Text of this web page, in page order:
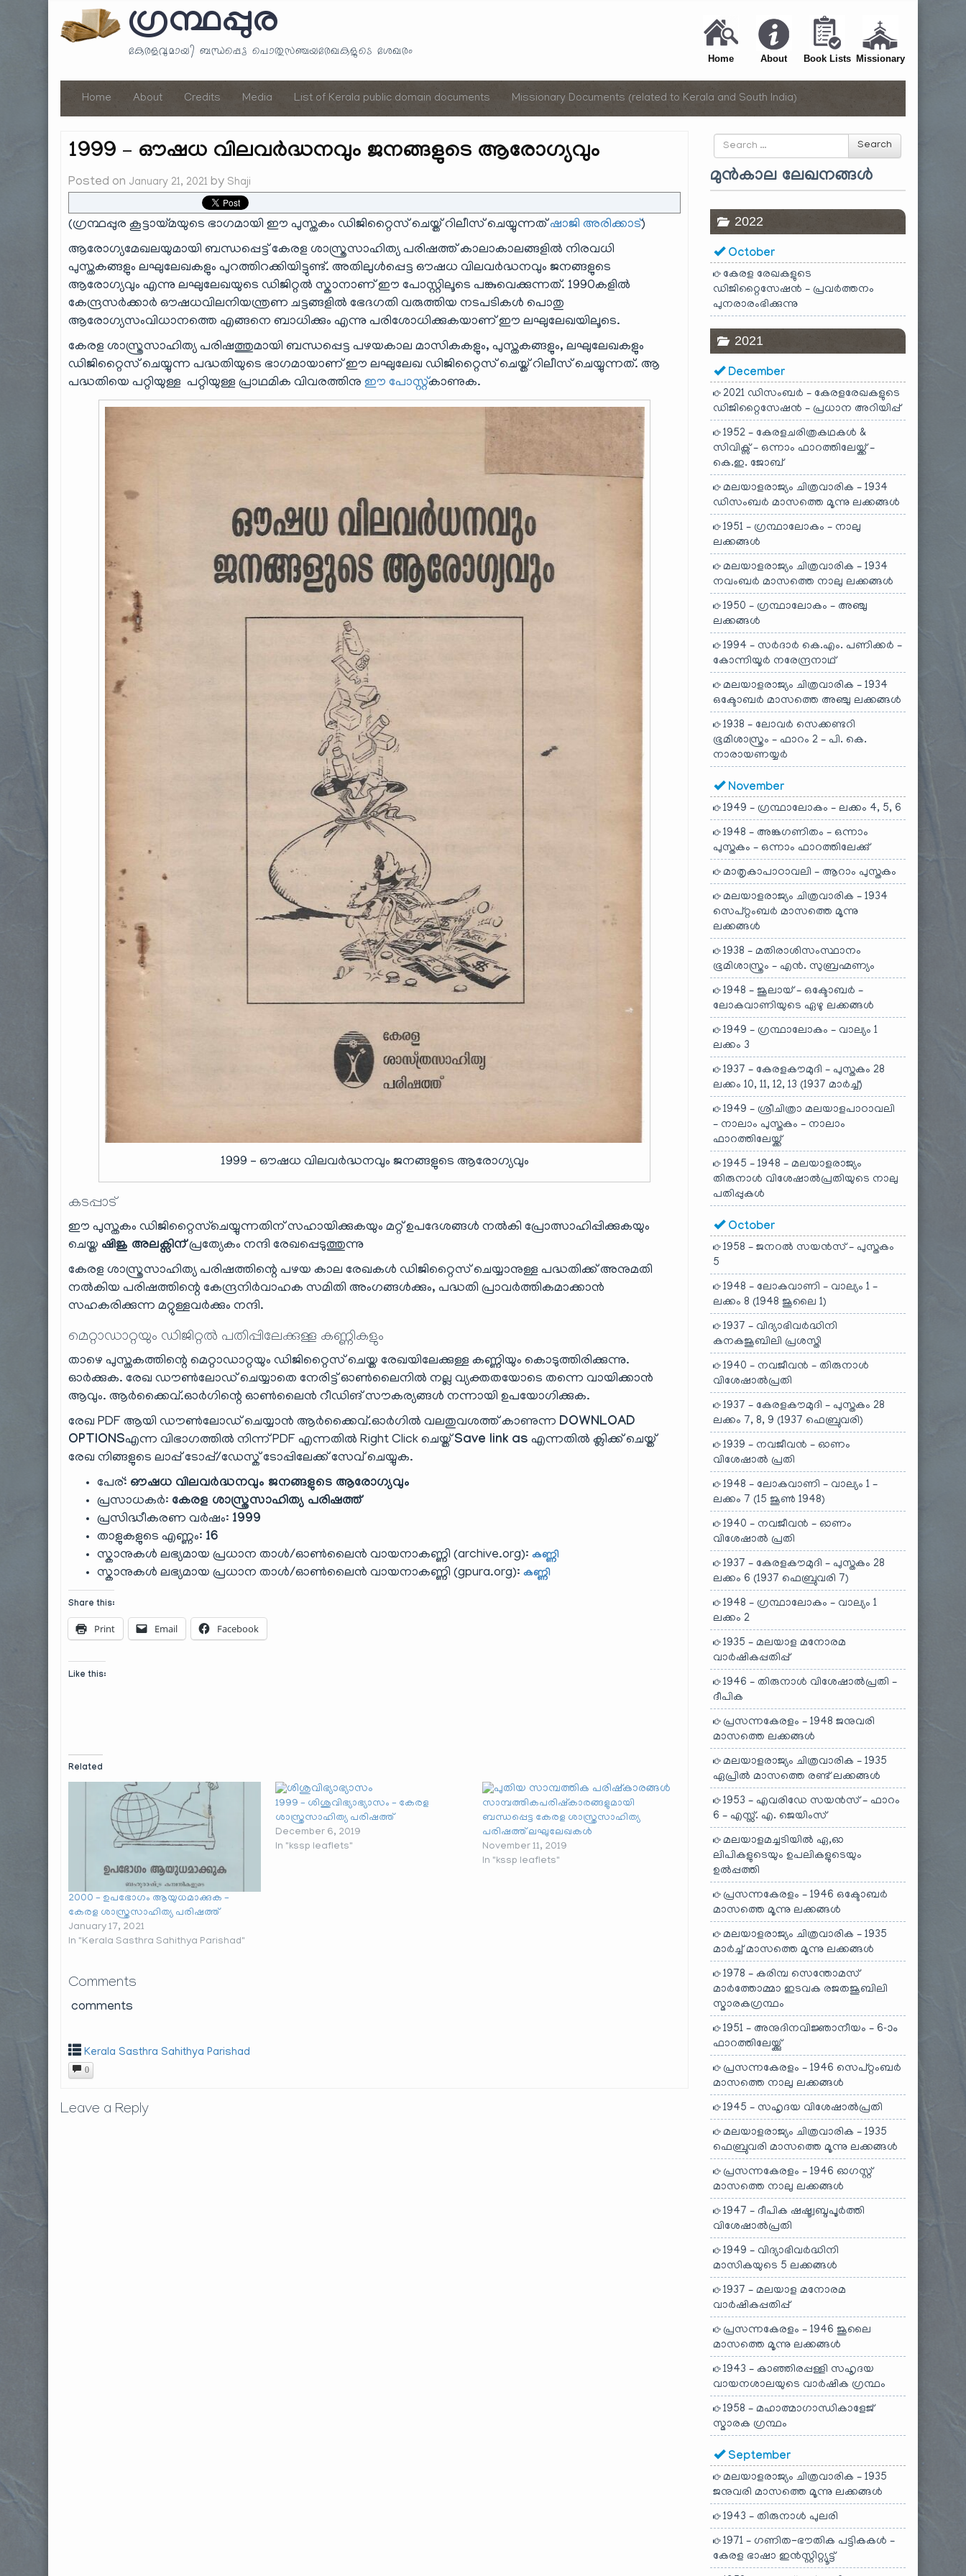
ഗ്രന്ഥപ്പുര
കേരളവുമായി ബന്ധപ്പെട്ട പൊതുസഞ്ചയരേഖകളുടെ ശേഖരം Home About Book Lists Missionary
Home About Credits Media List of Kerala public domain documents Missionary Documents (related to Kerala and South India)
1999 – ഔഷധ വിലവർദ്ധനവും ജനങ്ങളുടെ ആരോഗ്യവും
Posted on January 21, 2021 by Shaji
(ഗ്രന്ഥപ്പുര കൂട്ടായ്മയുടെ ഭാഗമായി ഈ പുസ്തകം ഡിജിറ്റൈസ് ചെയ്ത് റിലീസ് ചെയ്യുന്നത്ഷാജി അരിക്കാട്)
ആരോഗ്യമേഖലയുമായി ബന്ധപ്പെട്ട് കേരള ശാസ്ത്രസാഹിത്യ പരിഷത്ത് കാലാകാലങ്ങളിൽ നിരവധി
പുസ്തകങ്ങളും ലഘുലേഖകളും പുറത്തിറക്കിയിട്ടുണ്ട്. അതിലുൾപ്പെട്ട ഔഷധ വിലവർദ്ധനവും ജനങ്ങളുടെ
ആരോഗ്യവും എന്നു ലഘുലേഖയുടെ ഡിജിറ്റൽ സ്കാനാണ് ഈ പോസ്റ്റിലൂടെ പങ്കുവെക്കുന്നത്. 1990കളിൽ
കേന്ദ്രസർക്കാർ ഔഷധവിലനിയന്ത്രണ ചട്ടങ്ങളിൽ ഭേദഗതി വരുത്തിയ നടപടികൾ പൊതു
ആരോഗ്യസംവിധാനത്തെ എങ്ങനെ ബാധിക്കും എന്നു പരിശോധിക്കുകയാണ് ഈ ലഘുലേഖയിലൂടെ.
കേരള ശാസ്ത്രസാഹിത്യ പരിഷത്തുമായി ബന്ധപ്പെട്ട പഴയകാല മാസികകളും, പുസ്തകങ്ങളും, ലഘുലേഖകളും
ഡിജിറ്റൈസ് ചെയ്യുന്ന പദ്ധതിയുടെ ഭാഗമായാണ് ഈ ലഘുലേഖ ഡിജിറ്റൈസ് ചെയ്ത് റിലീസ് ചെയ്യുന്നത്. ആ
പദ്ധതിയെ പറ്റിയുള്ള പറ്റിയുള്ള പ്രാഥമിക വിവരത്തിനുഈ പോസ്റ്റ്കാണുക.
1999 – ഔഷധ വിലവർദ്ധനവും ജനങ്ങളുടെ ആരോഗ്യവും
കടപ്പാട്
ഈ പുസ്തകം ഡിജിറ്റൈസ്ചെയ്യുന്നതിന് സഹായിക്കുകയും മറ്റ് ഉപദേശങ്ങൾ നൽകി പ്രോത്സാഹിപ്പിക്കുകയും
ചെയ്ത ഷിജു അലക്സിന്പ്രത്യേകം നന്ദി രേഖപ്പെടുത്തുന്നു
കേരള ശാസ്ത്രസാഹിത്യ പരിഷത്തിന്റെ പഴയ കാല രേഖകൾ ഡിജിറ്റൈസ് ചെയ്യാനുള്ള പദ്ധതിക്ക് അനുമതി
നൽകിയ പരിഷത്തിന്റെ കേന്ദ്രനിര്‍വാഹക സമിതി അംഗങ്ങൾക്കും, പദ്ധതി പ്രാവർത്തികമാക്കാൻ
സഹകരിക്കുന്ന മറ്റുള്ളവർക്കും നന്ദി.
മെറ്റാഡാറ്റയും ഡിജിറ്റൽ പതിപ്പിലേക്കുള്ള കണ്ണികളും
താഴെ പുസ്തകത്തിന്റെ മെറ്റാഡാറ്റയും ഡിജിറ്റൈസ് ചെയ്ത രേഖയിലേക്കുള്ള കണ്ണിയും കൊടുത്തിരിക്കുന്നു.
ഓർക്കുക. രേഖ ഡൗൺലോഡ് ചെയ്യാതെ നേരിട്ട് ഓൺലൈനിൽ നല്ല വ്യക്തതയോടെ തന്നെ വായിക്കാൻ
ആവും. ആർക്കൈവ്.ഓർഗിന്റെ ഓൺലൈൻ റീഡിങ് സൗകര്യങ്ങൾ നന്നായി ഉപയോഗിക്കുക.
രേഖ PDF ആയി ഡൗൺലോഡ് ചെയ്യാൻ ആർക്കൈവ്.ഓർഗിൽ വലതുവശത്ത് കാണുന്ന DOWNLOAD
OPTIONSഎന്ന വിഭാഗത്തിൽ നിന്ന് PDF എന്നതിൽ Right Click ചെയ്ത്Save link as എന്നതിൽ ക്ലിക്ക് ചെയ്ത്
രേഖ നിങ്ങളുടെ ലാപ്പ് ടോപ്പ്/ഡേസ്ക് ടോപ്പിലേക്ക് സേവ് ചെയ്യുക.
പേര്: ഔഷധ വിലവർദ്ധനവും ജനങ്ങളുടെ ആരോഗ്യവും
പ്രസാധകർ: കേരള ശാസ്ത്രസാഹിത്യ പരിഷത്ത്
പ്രസിദ്ധീകരണ വർഷം: 1999
താളുകളുടെ എണ്ണം: 16
സ്കാനുകൾ ലഭ്യമായ പ്രധാന താൾ/ഓൺലൈൻ വായനാകണ്ണി (archive.org):കണ്ണി
സ്കാനുകൾ ലഭ്യമായ പ്രധാന താൾ/ഓൺലൈൻ വായനാകണ്ണി (gpura.org):കണ്ണി
Share this:
Print Email Facebook
Like this:
Related
2000 – ഉപഭോഗം ആയുധമാക്കുക –
കേരള ശാസ്ത്രസാഹിത്യ പരിഷത്ത്
January 17, 2021
In "Kerala Sasthra Sahithya Parishad"
1999 – ശിശുവിഭ്യാഭ്യാസം – കേരള
ശാസ്ത്രസാഹിത്യ പരിഷത്ത്
December 6, 2019
In "kssp leaflets"
സാമ്പത്തികപരിഷ്കാരങ്ങളുമായി
ബന്ധപ്പെട്ട കേരള ശാസ്ത്രസാഹിത്യ
പരിഷത്ത് ലഘുലേഖകൾ
November 11, 2019
In "kssp leaflets"
Comments
comments
Kerala Sasthra Sahithya Parishad
0
Leave a Reply
Search
for
Search
മുൻകാല ലേഖനങ്ങൾ
2022
October
കേരള രേഖകളുടെ
ഡിജിറ്റൈസേഷൻ – പ്രവർത്തനം
പുനരാരംഭിക്കുന്നു
2021
December
2021 ഡിസംബർ – കേരളരേഖകളുടെ
ഡിജിറ്റൈസേഷൻ – പ്രധാന അറിയിപ്പ്
1952 – കേരളചരിത്രകഥകൾ &
സിവിക്സ് – ഒന്നാം ഫാറത്തിലേയ്ക്ക് –
കെ.ഇ. ജോബ്
മലയാളരാജ്യം ചിത്രവാരിക – 1934
ഡിസംബർ മാസത്തെ മൂന്നു ലക്കങ്ങൾ
1951 – ഗ്രന്ഥാലോകം – നാലു
ലക്കങ്ങൾ
മലയാളരാജ്യം ചിത്രവാരിക – 1934
നവംബർ മാസത്തെ നാലു ലക്കങ്ങൾ
1950 – ഗ്രന്ഥാലോകം – അഞ്ചു
ലക്കങ്ങൾ
1994 – സർദാർ കെ.എം. പണിക്കർ –
കോന്നിയൂർ നരേന്ദ്രനാഥ്
മലയാളരാജ്യം ചിത്രവാരിക – 1934
ഒക്ടോബർ മാസത്തെ അഞ്ചു ലക്കങ്ങൾ
1938 – ലോവർ സെക്കണ്ടറി
ഭൂമിശാസ്ത്രം – ഫാറം 2 – പി. കെ.
നാരായണയ്യർ
November
1949 – ഗ്രന്ഥാലോകം – ലക്കം 4, 5, 6
1948 – അങ്കഗണിതം – ഒന്നാം
പുസ്തകം – ഒന്നാം ഫാറത്തിലേക്കു്
മാതൃകാപാഠാവലി – ആറാം പുസ്തകം
മലയാളരാജ്യം ചിത്രവാരിക – 1934
സെപ്റ്റംബർ മാസത്തെ മൂന്നു
ലക്കങ്ങൾ
1938 – മതിരാശിസംസ്ഥാനം
ഭൂമിശാസ്ത്രം – എൻ. സുബ്രഹ്മണ്യം
1948 – ജൂലായ് – ഒക്ടോബർ –
ലോകവാണിയുടെ ഏഴു ലക്കങ്ങൾ
1949 – ഗ്രന്ഥാലോകം – വാല്യം 1
ലക്കം 3
1937 – കേരളകൗമുദി – പുസ്തകം 28
ലക്കം 10, 11, 12, 13 (1937 മാർച്ച്)
1949 – ശ്രീചിത്രാ മലയാളപാഠാവലി
– നാലാം പുസ്തകം – നാലാം
ഫാറത്തിലേയ്ക്ക്
1945 – 1948 – മലയാളരാജ്യം
തിരുനാൾ വിശേഷാൽപ്രതിയുടെ നാലു
പതിപ്പുകൾ
October
1958 – ജനറൽ സയൻസ് – പുസ്തകം
5
1948 – ലോകവാണി – വാല്യം 1 –
ലക്കം 8 (1948 ജൂലൈ 1)
1937 – വിദ്യാഭിവർദ്ധിനി
കനകജൂബിലി പ്രശസ്തി
1940 – നവജീവൻ – തിരുനാൾ
വിശേഷാൽപ്രതി
1937 – കേരളകൗമുദി – പുസ്തകം 28
ലക്കം 7, 8, 9 (1937 ഫെബ്രുവരി)
1939 – നവജീവൻ – ഓണം
വിശേഷാൽ പ്രതി
1948 – ലോകവാണി – വാല്യം 1 –
ലക്കം 7 (15 ജൂൺ 1948)
1940 – നവജീവൻ – ഓണം
വിശേഷാൽ പ്രതി
1937 – കേരളകൗമുദി – പുസ്തകം 28
ലക്കം 6 (1937 ഫെബ്രുവരി 7)
1948 – ഗ്രന്ഥാലോകം – വാല്യം 1
ലക്കം 2
1935 – മലയാള മനോരമ
വാർഷികപ്പതിപ്പ്
1946 – തിരുനാൾ വിശേഷാൽപ്രതി –
ദീപിക
പ്രസന്നകേരളം – 1948 ജനുവരി
മാസത്തെ ലക്കങ്ങൾ
മലയാളരാജ്യം ചിത്രവാരിക – 1935
ഏപ്രിൽ മാസത്തെ രണ്ട് ലക്കങ്ങൾ
1953 – എവരിഡേ സയൻസ് – ഫാറം
6 – എസ്സ്. എ. ജെയിംസ്
മലയാളമച്ചടിയിൽ ഏ,ഓ
ലിപികളുടെയും ഉപലികളുടെയും
ഉൽപ്പത്തി
പ്രസന്നകേരളം – 1946 ഒക്ടോബർ
മാസത്തെ മൂന്നു ലക്കങ്ങൾ
മലയാളരാജ്യം ചിത്രവാരിക – 1935
മാർച്ച് മാസത്തെ മൂന്നു ലക്കങ്ങൾ
1978 – കരിമ്പ സെന്തോമസ്
മാർത്തോമ്മാ ഇടവക രജതജൂബിലി
സ്മാരകഗ്രന്ഥം
1951 – അനുദിനവിജ്ഞാനീയം – 6-ാം
ഫാറത്തിലേയ്ക്കു്
പ്രസന്നകേരളം – 1946 സെപ്റ്റംബർ
മാസത്തെ നാലു ലക്കങ്ങൾ
1945 – സഹൃദയ വിശേഷാൽപ്രതി
മലയാളരാജ്യം ചിത്രവാരിക – 1935
ഫെബ്രുവരി മാസത്തെ മൂന്നു ലക്കങ്ങൾ
പ്രസന്നകേരളം – 1946 ഓഗസ്റ്റ്
മാസത്തെ നാലു ലക്കങ്ങൾ
1947 – ദീപിക ഷഷ്ട്വബ്ദപൂർത്തി
വിശേഷാൽപ്രതി
1949 – വിദ്യാഭിവർദ്ധിനി
മാസികയുടെ 5 ലക്കങ്ങൾ
1937 – മലയാള മനോരമ
വാർഷികപ്പതിപ്പ്
പ്രസന്നകേരളം – 1946 ജൂലൈ
മാസത്തെ മൂന്നു ലക്കങ്ങൾ
1943 – കാഞ്ഞിരപ്പള്ളി സഹൃദയ
വായനശാലയുടെ വാർഷിക ഗ്രന്ഥം
1958 – മഹാത്മാഗാന്ധികാളേജ്
സ്മാരക ഗ്രന്ഥം
September
മലയാളരാജ്യം ചിത്രവാരിക – 1935
ജനുവരി മാസത്തെ മൂന്നു ലക്കങ്ങൾ
1943 – തിരുനാൾ പുലരി
1971 – ഗണിത-ഭൗതിക പട്ടികകൾ –
കേരള ഭാഷാ ഇൻസ്റ്റിറ്റ്യൂട്ട്